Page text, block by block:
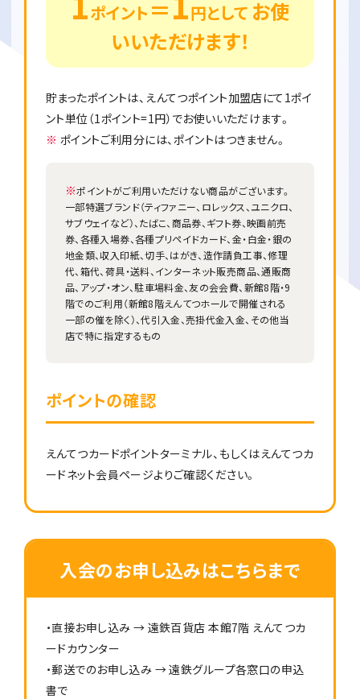
ポイント ＝ 円として お使
いいただけます！
貯まったポイントは、えんてつポイント加盟店にて1ポイ
ント単位（1ポイント=1円）でお使いいただけます。
※ ポイントご利用分には、ポイントはつきません。
※ポイントがご利用いただけない商品がございます。
一部特選ブランド（ティファニー、ロレックス、ユニクロ、
サブウェイなど）、たばこ、商品券、ギフト券、映画前売
券、各種入場券、各種プリペイドカード、金・白金・銀の
地金類、収入印紙、切手、はがき、造作請負工事、修理
代、箱代、荷具・送料、インターネット販売商品、通販商
品、アップ・オン、駐車場料金、友の会会費、新館8階・9
階でのご利用（新館8階えんてつホールで開催される
一部の催を除く）、代引入金、売掛代金入金、その他当
店で特に指定するもの
ポイントの確認
えんてつカードポイントターミナル、もしくはえんてつカ
ードネット会員ページよりご確認ください。
入会のお申し込みはこちらまで
・直接お申し込み → 遠鉄百貨店 本館7階 えんてつカ
ードカウンター
・郵送でのお申し込み → 遠鉄グループ各窓口の申込
書で